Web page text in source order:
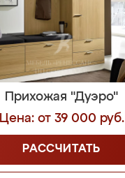
Прихожая "Дуэро"
Цена: от 39 000 руб.
РАССЧИТАТЬ